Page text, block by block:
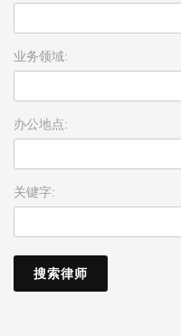
业务领域:
办公地点:
关键字: